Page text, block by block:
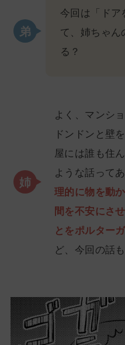
今回は「ドア
て、姉ちゃん
る？
よく、マンシ
ドンドンと壁
屋には誰も住
ような話って
理的に物を動
間を不安にさ
とをポルター
ど、今回の話